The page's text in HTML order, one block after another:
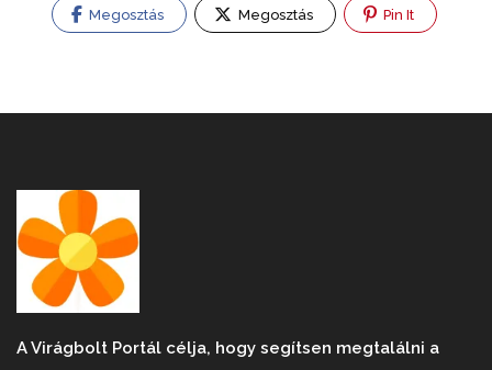
Megosztás Megosztás Pin It
A Virágbolt Portál célja, hogy segítsen megtalálni a